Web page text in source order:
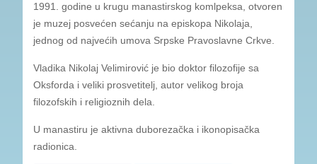
1991. godine u krugu manastirskog komlpeksa, otvoren
je muzej posvećen sećanju na episkopa Nikolaja,
jednog od najvećih umova Srpske Pravoslavne Crkve.
Vladika Nikolaj Velimirović je bio doktor filozofije sa
Oksforda i veliki prosvetitelj, autor velikog broja
filozofskih i religioznih dela.
U manastiru je aktivna duborezačka i ikonopisačka
radionica.